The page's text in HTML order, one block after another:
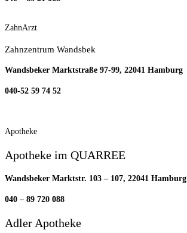
ZahnArzt
Zahnzentrum Wandsbek
Wandsbeker Marktstraße 97-99, 22041 Hamburg
040-52 59 74 52
Apotheke
Apotheke im QUARREE
Wandsbeker Marktstr. 103 – 107, 22041 Hamburg
040 – 89 720 088
Adler Apotheke